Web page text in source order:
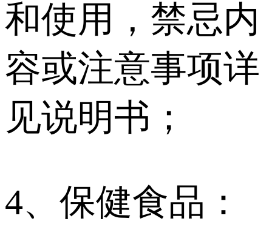
和使用，禁忌内
容或注意事项详
见说明书；
4、保健食品：